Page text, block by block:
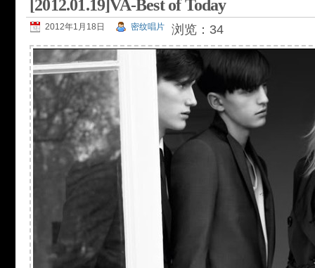
[2012.01.19]VA-Best of Today
2012年1月18日 密纹唱片 浏览：34